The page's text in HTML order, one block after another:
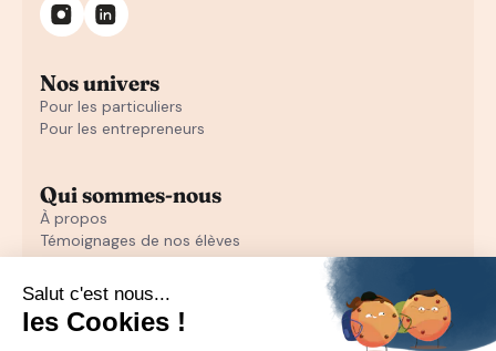
Nos univers
Pour les particuliers
Pour les entrepreneurs
Qui sommes-nous
À propos
Témoignages de nos élèves
Témoignages d'entrepreneurs
Découvrir